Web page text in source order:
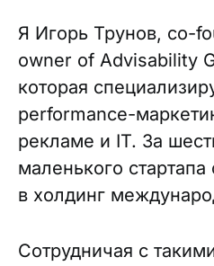
Я Игорь Трунов, co-
owner of Advisability
которая
performance-
рекламе и IT. За
маленького
в холдинг
Сотрудничая с